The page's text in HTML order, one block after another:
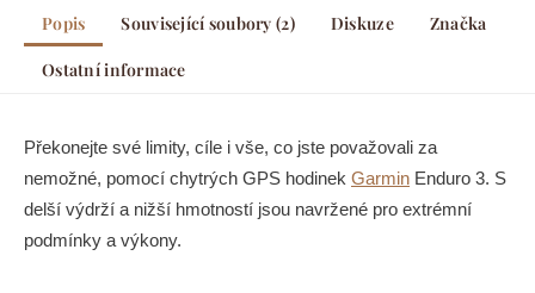
Popis Související soubory (2) Diskuze Značka
Ostatní informace
Překonejte své limity, cíle i vše, co jste považovali za
nemožné, pomocí chytrých GPS hodinek Garmin Enduro 3. S
delší výdrží a nižší hmotností jsou navržené pro extrémní
podmínky a výkony.